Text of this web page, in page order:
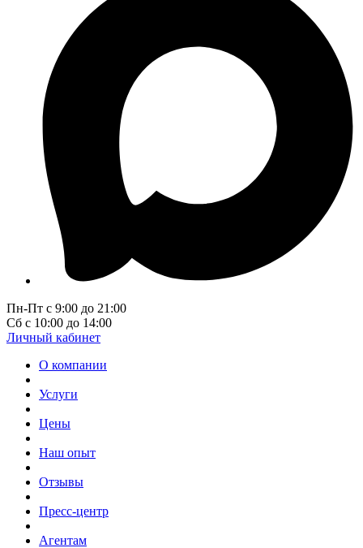
Пн-Пт с 9:00 до 21:00
Сб с 10:00 до 14:00
Личный кабинет
О компании
Услуги
Цены
Наш опыт
Отзывы
Пресс-центр
Агентам